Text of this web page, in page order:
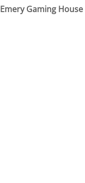
Emery Gaming House